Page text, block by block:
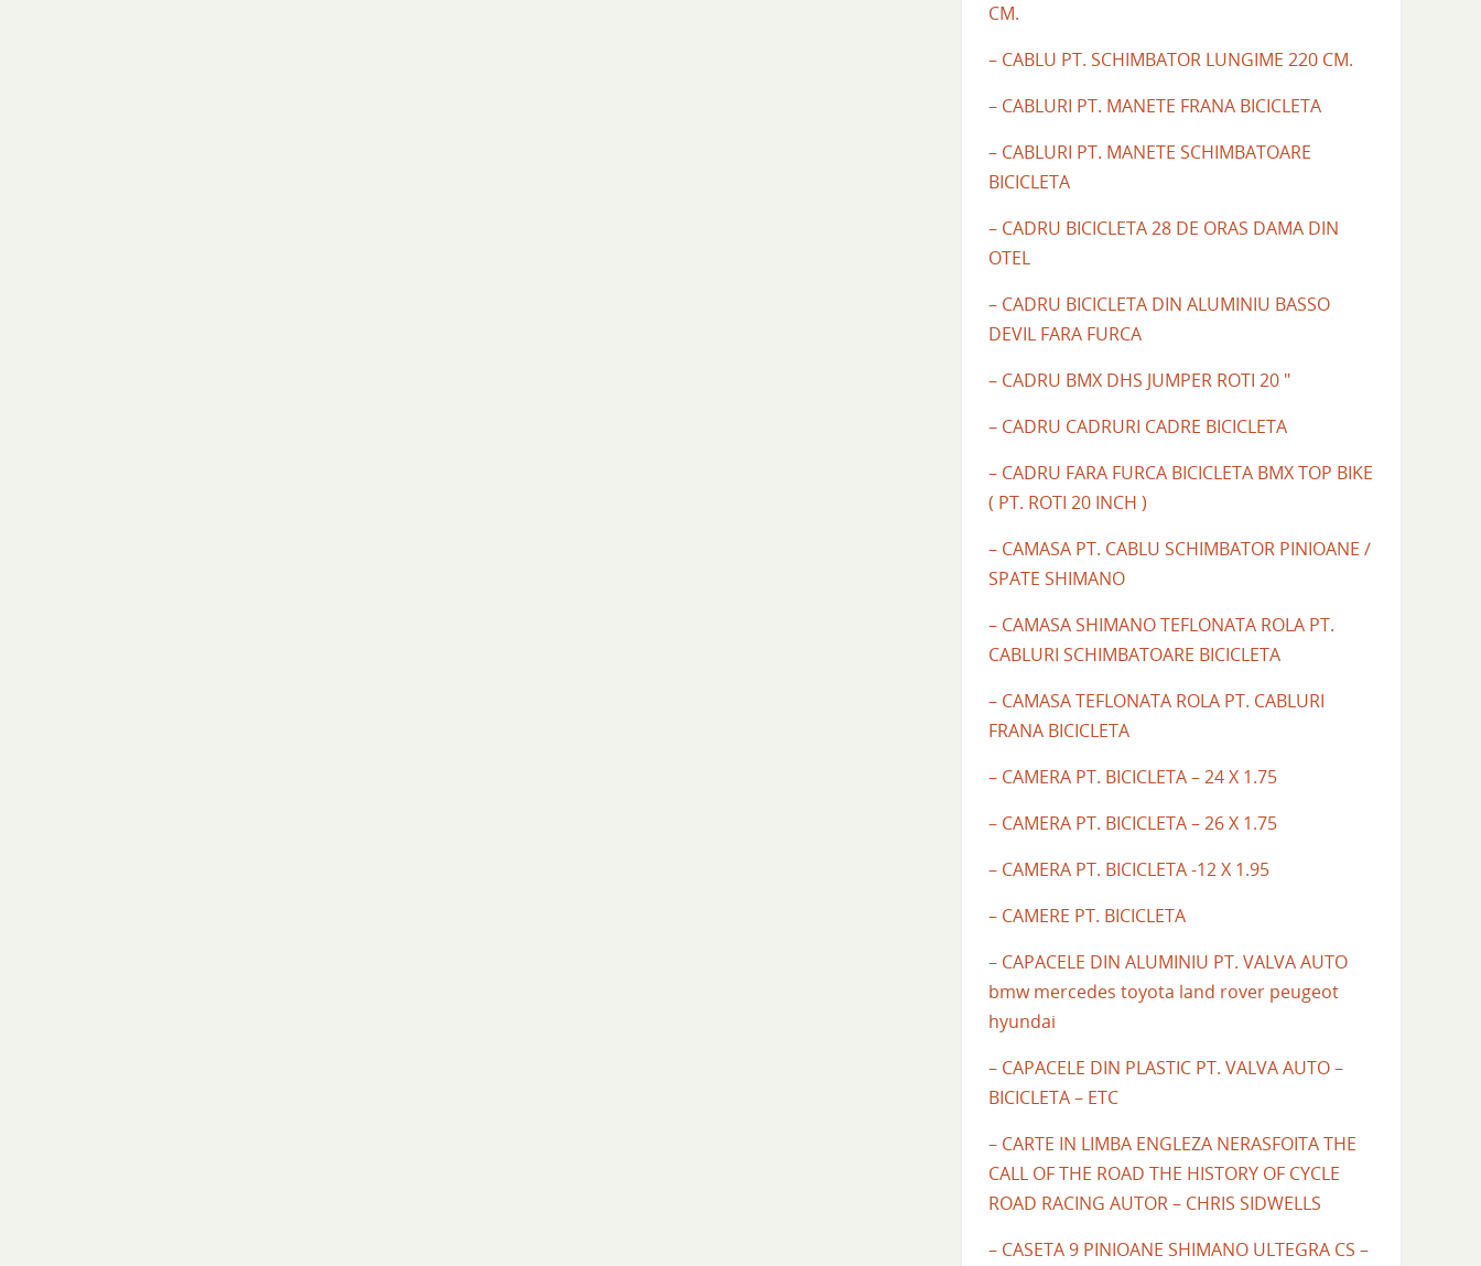
CM.
– CABLU PT. SCHIMBATOR LUNGIME 220 CM.
– CABLURI PT. MANETE FRANA BICICLETA
– CABLURI PT. MANETE SCHIMBATOARE
BICICLETA
– CADRU BICICLETA 28 DE ORAS DAMA DIN
OTEL
– CADRU BICICLETA DIN ALUMINIU BASSO
DEVIL FARA FURCA
– CADRU BMX DHS JUMPER ROTI 20 "
– CADRU CADRURI CADRE BICICLETA
– CADRU FARA FURCA BICICLETA BMX TOP BIKE
( PT. ROTI 20 INCH )
– CAMASA PT. CABLU SCHIMBATOR PINIOANE /
SPATE SHIMANO
– CAMASA SHIMANO TEFLONATA ROLA PT.
CABLURI SCHIMBATOARE BICICLETA
– CAMASA TEFLONATA ROLA PT. CABLURI
FRANA BICICLETA
– CAMERA PT. BICICLETA – 24 X 1.75
– CAMERA PT. BICICLETA – 26 X 1.75
– CAMERA PT. BICICLETA -12 X 1.95
– CAMERE PT. BICICLETA
– CAPACELE DIN ALUMINIU PT. VALVA AUTO
bmw mercedes toyota land rover peugeot
hyundai
– CAPACELE DIN PLASTIC PT. VALVA AUTO –
BICICLETA – ETC
– CARTE IN LIMBA ENGLEZA NERASFOITA THE
CALL OF THE ROAD THE HISTORY OF CYCLE
ROAD RACING AUTOR – CHRIS SIDWELLS
– CASETA 9 PINIOANE SHIMANO ULTEGRA CS –